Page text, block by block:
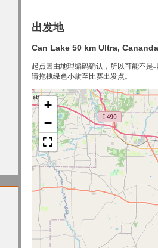
出发地
Can Lake 50 km Ultra,
起点因由地理编码确认，所以可能不是
请拖拽绿色小旗至比赛出发点。
+
−